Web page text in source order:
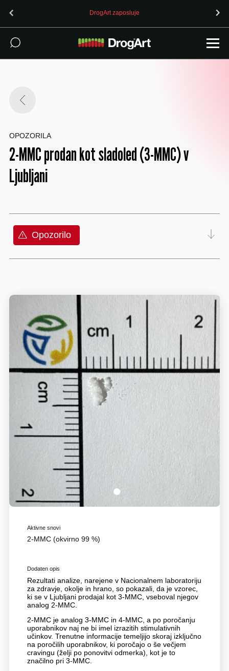
DrogArt zaposluje
OPOZORILA
2-MMC prodan kot sladoled (3-MMC) v
Ljubljani
Opozorilo
1
Aktivne snovi
2-MMC (okvirno 99 %)
Dodaten opis
Rezultati analize, narejene v Nacionalnem laboratoriju
za zdravje, okolje in hrano, so pokazali, da je vzorec,
ki se v Ljubljani prodajal kot 3-MMC, vseboval njegov
analog 2-MMC.
2-MMC je analog 3-MMC in 4-MMC, a po poročanju
uporabnikov naj ne bi imel izrazitih stimulativnih
učinkov. Trenutne informacije temeljijo skoraj izključno
na poročilih uporabnikov, ki poročajo o še večjem
cravingu (želji po ponovitvi odmerka), kot je to
značilno pri 3-MMC.